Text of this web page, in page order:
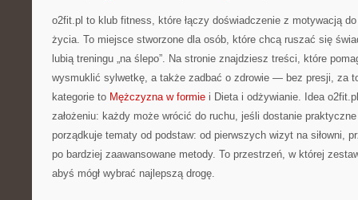
o2fit.pl to klub fitness, które łączy doświadczenie z motywacją
życia. To miejsce stworzone dla osób, które chcą ruszać się
lubią treningu „na ślepo”. Na stronie znajdziesz treści, które
wysmuklić sylwetkę, a także zadbać o zdrowie — bez presji, za
kategorie to Mężczyzna w formie i Dieta i odżywianie. Idea
założeniu: każdy może wrócić do ruchu, jeśli dostanie
porządkuje tematy od podstaw: od pierwszych wizyt na siłowni,
po bardziej zaawansowane metody. To przestrzeń, w której
abyś mógł wybrać najlepszą drogę.